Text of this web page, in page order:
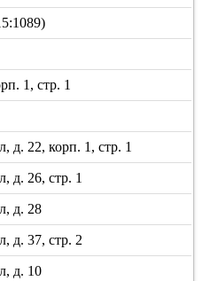
1, стр. 1
д. 22, корп. 1, стр. 1
д. 26, стр. 1
д. 28
д. 37, стр. 2
д. 10